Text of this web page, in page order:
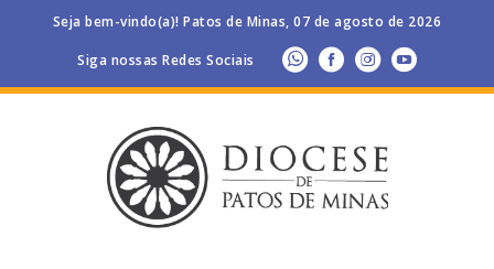
Seja bem-vindo(a)! Patos de Minas, 07 de agosto de 2026
Siga nossas Redes Sociais